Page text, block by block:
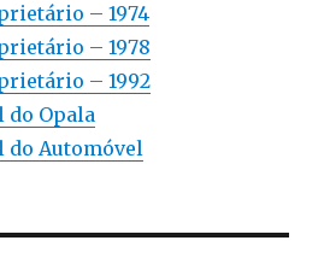
– 1974
– 1978
– 1992
do Opala
do Automóvel